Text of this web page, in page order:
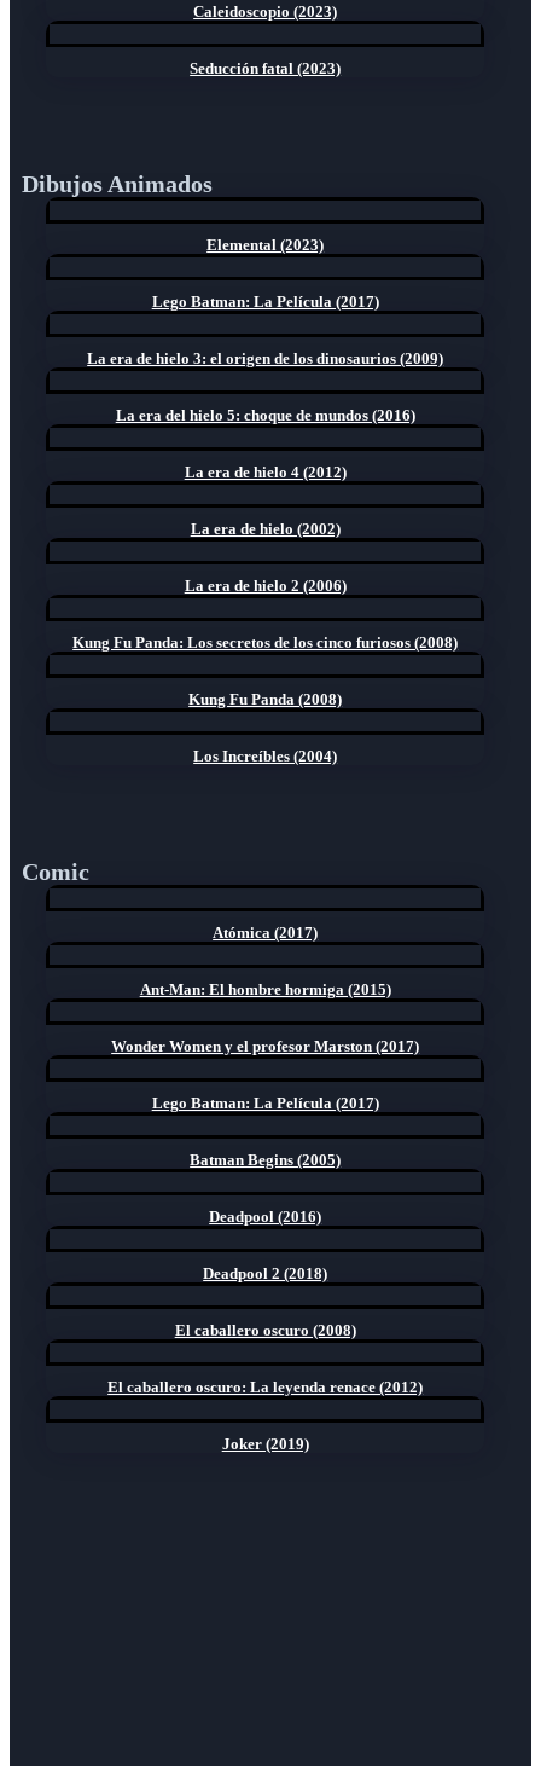
Caleidoscopio (2023)
Seducción fatal (2023)
Dibujos Animados
Elemental (2023)
Lego Batman: La Película (2017)
La era de hielo 3: el origen de los dinosaurios (2009)
La era del hielo 5: choque de mundos (2016)
La era de hielo 4 (2012)
La era de hielo (2002)
La era de hielo 2 (2006)
Kung Fu Panda: Los secretos de los cinco furiosos (2008)
Kung Fu Panda (2008)
Los Increíbles (2004)
Comic
Atómica (2017)
Ant-Man: El hombre hormiga (2015)
Wonder Women y el profesor Marston (2017)
Lego Batman: La Película (2017)
Batman Begins (2005)
Deadpool (2016)
Deadpool 2 (2018)
El caballero oscuro (2008)
El caballero oscuro: La leyenda renace (2012)
Joker (2019)